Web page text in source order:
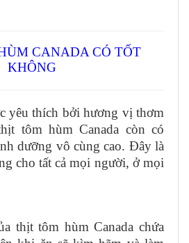
CANADA CÓ TỐT
KHÔNG
yêu thích bởi hương vị thơm
tôm hùm Canada còn có
dưỡng vô cùng cao. Đây là
cho tất cả mọi người, ở mọi
thịt tôm hùm Canada chứa